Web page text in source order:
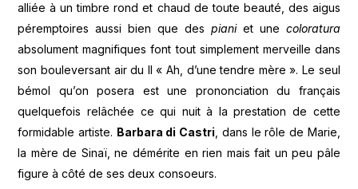
alliée à un timbre rond et chaud de toute beauté, des aigus
péremptoires aussi bien que des piani et une coloratura
absolument magnifiques font tout simplement merveille dans
son bouleversant air du II « Ah, d’une tendre mère ». Le seul
bémol qu’on posera est une prononciation du français
quelquefois relâchée ce qui nuit à la prestation de cette
formidable artiste. Barbara di Castri, dans le rôle de Marie,
la mère de Sinaï, ne démérite en rien mais fait un peu pâle
figure à côté de ses deux consoeurs.